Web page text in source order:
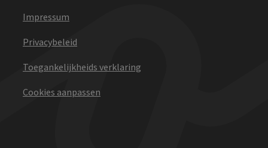
Impressum
Privacybeleid
Toegankelijkheids verklaring
Cookies aanpassen